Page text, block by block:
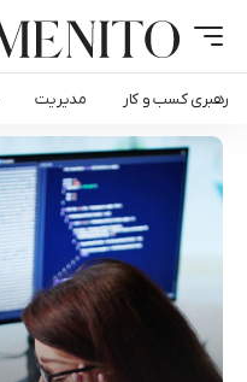
رهبری کسب و کار مدیریت